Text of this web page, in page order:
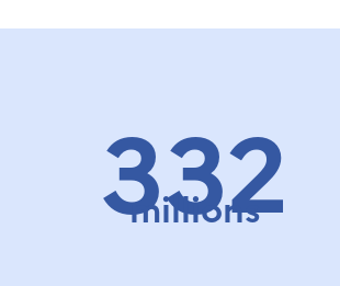
332
millions